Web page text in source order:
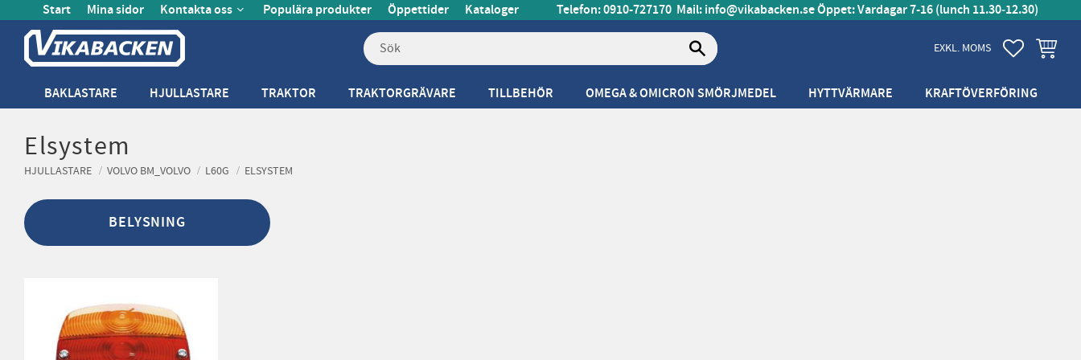
Start Mina sidor Kontakta oss Populära produkter Öppettider Kataloger Telefon: 0910-727170 Mail:info@vikabacken.seÖppet: Vardagar 7-16 (lunch 11.30‑12.30)
EXKL. MOMS FAVORITER
BAKLASTARE HJULLASTARE TRAKTOR TRAKTORGRÄVARE TILLBEHÖR OMEGA & OMICRON SMÖRJMEDEL HYTTVÄRMARE KRAFTÖVERFÖRING
Elsystem
HJULLASTARE VOLVO BM_VOLVO L60G ELSYSTEM
BELYSNING